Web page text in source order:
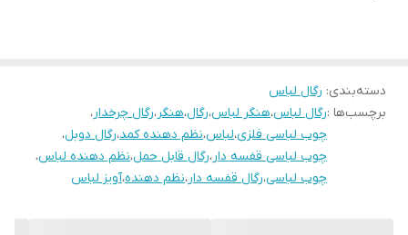
دسته‌بندی: رگال لباس
برچسب‌ها :رگال لباس،هنگر لباس،رگال،هنگر،رگال چرخدار،
چوب لباسی فلزی،لباس،نظم دهنده کمد،رگال دوبل،
چوب لباسی قفسه دار،رگال قابل حمل،نظم دهنده لباس،
چوب لباسی،رگال قفسه دار،نظم دهنده،آویز لباس